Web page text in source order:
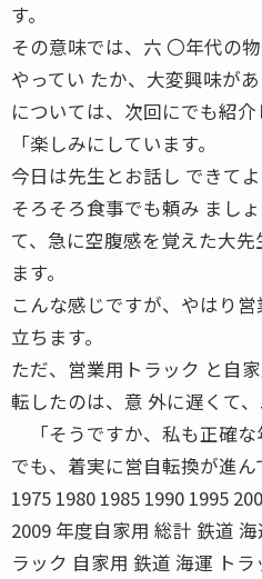
す。
その意味では、六 〇年代の
やってい たか、大変興味が
については、次回にでも紹
「楽しみにしています。
今日は先生とお話し できてよ
そろそろ食事でも頼み ま
て、急に空腹感を覚えた大先
ます。
こんな感じですが、やはり
立ちます。
ただ、営業用トラック と自
転したのは、意 外に遅くて
「そうですか、私も正確な
でも、着実に営自転換が進ん
1975 1980 1985 1990 1995
2009 年度自家用 総計 鉄道
ラック 自家用 鉄道 海運 ト